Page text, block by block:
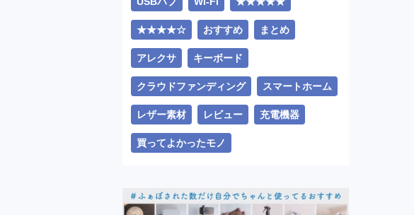
★★★★☆ おすすめ まとめ
アレクサ キーボード
クラウドファンディング スマートホーム
レザー素材 レビュー 充電機器
買ってよかったモノ